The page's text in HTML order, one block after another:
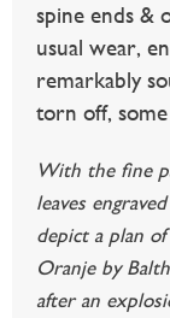
spine ends &
usual wear,
remarkably
torn off,
With the fine
leaves
depict a plan
Oranje by
after an